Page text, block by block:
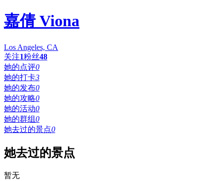
嘉倩 Viona
Los Angeles, CA
关注1粉丝48
她的点评0
她的打卡3
她的发布0
她的攻略0
她的活动0
她的群组0
她去过的景点0
她去过的景点
暂无